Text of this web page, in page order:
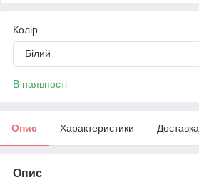
Колір
Білий
В наявності
Опис Характеристики Доставка
Опис